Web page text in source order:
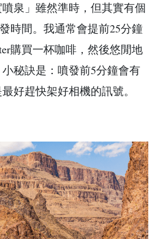
泉」雖然準時，但其實有個
時間。我通常會提前25分鐘
購買一杯咖啡，然後悠閒地
秘訣是：噴發前5分鐘會有
好趕快架好相機的訊號。